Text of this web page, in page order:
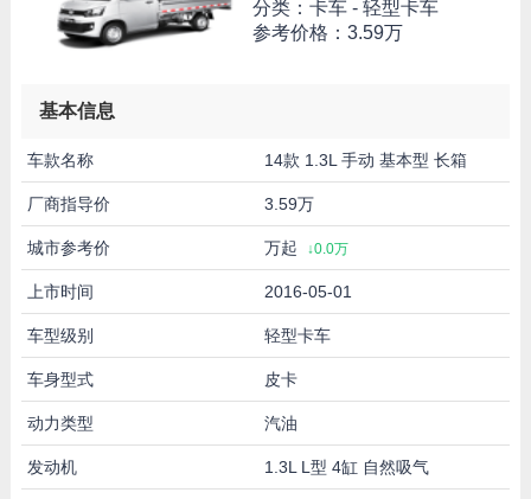
分类：卡车 - 轻型卡车
参考价格： 3.59万
基本信息
车款名称 14款 1.3L 手动 基本型 长箱
厂商指导价 3.59万
城市参考价 万起 ↓0.0万
上市时间 2016-05-01
车型级别 轻型卡车
车身型式 皮卡
动力类型 汽油
发动机 1.3L L型 4缸 自然吸气